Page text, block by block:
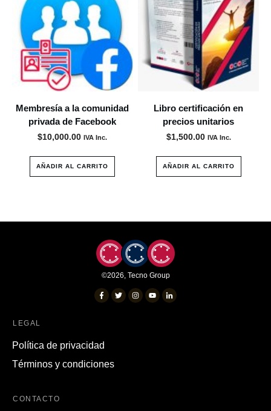
Membresía a la comunidad
privada de Facebook
$10,000.00 IVA Inc.
AÑADIR AL CARRITO
Libro certificación en
precios unitarios
$1,500.00 IVA Inc.
AÑADIR AL CARRITO
©2026, Tecno Group
LEGAL
Política de privacidad
Términos y condiciones
CONTACTO